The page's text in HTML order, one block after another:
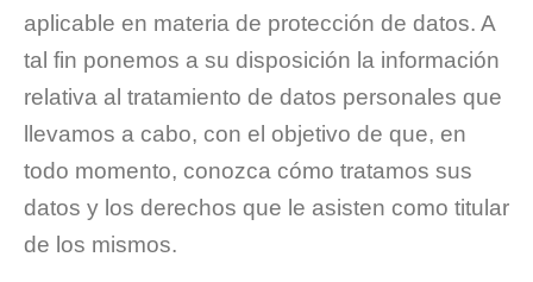
aplicable en materia de protección de datos. A
tal fin ponemos a su disposición la información
relativa al tratamiento de datos personales que
llevamos a cabo, con el objetivo de que, en
todo momento, conozca cómo tratamos sus
datos y los derechos que le asisten como titular
de los mismos.